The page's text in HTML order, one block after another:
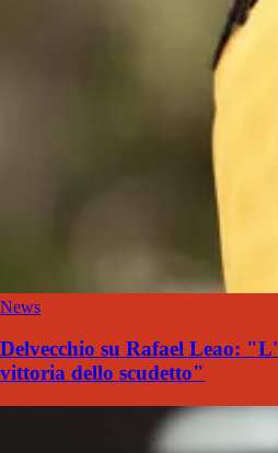
News
Delvecchio su Rafael Leao:
vittoria dello scudetto"